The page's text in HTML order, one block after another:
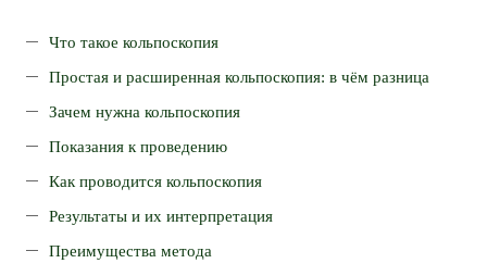
Что такое кольпоскопия
Простая и расширенная кольпоскопия: в чём разница
Зачем нужна кольпоскопия
Показания к проведению
Как проводится кольпоскопия
Результаты и их интерпретация
Преимущества метода